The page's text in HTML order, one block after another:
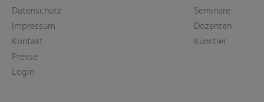
Datenschutz
Impressum
Kontakt
Presse
Login
Seminare
Dozenten
Künstler